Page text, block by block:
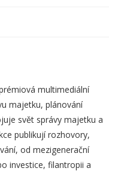
multimediální
majetku, plánování
svět správy majetku a
publikují rozhovory,
od mezigenerační
investice, filantropii a